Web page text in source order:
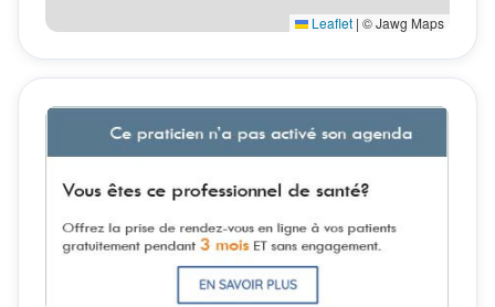
Leaflet | © Jawg Maps